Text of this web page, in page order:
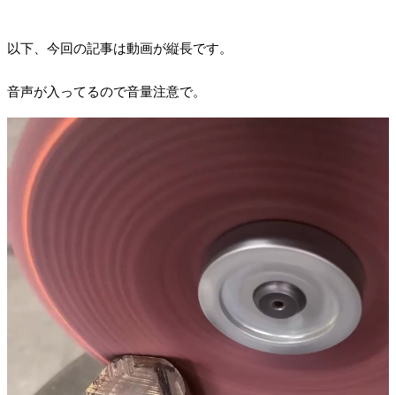
以下、今回の記事は動画が縦長です。
音声が入ってるので音量注意で。